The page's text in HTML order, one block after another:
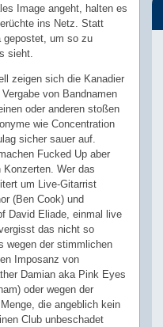
Image angeht, halten es
ins Netz. Statt
gepostet, um so zu
sieht.
zeigen sich die Kanadier
von Bandnamen
oder anderen stoßen
wie Concentration
sicher sauer auf.
Fucked Up aber
Konzerten. Wer das
um Live-Gitarrist
(Ben Cook) und
David Eliade, einmal live
das nicht so
wegen der stimmlichen
Imposanz von
Damian aka Pink Eyes
oder wegen der
die angeblich kein
Club unbeschadet